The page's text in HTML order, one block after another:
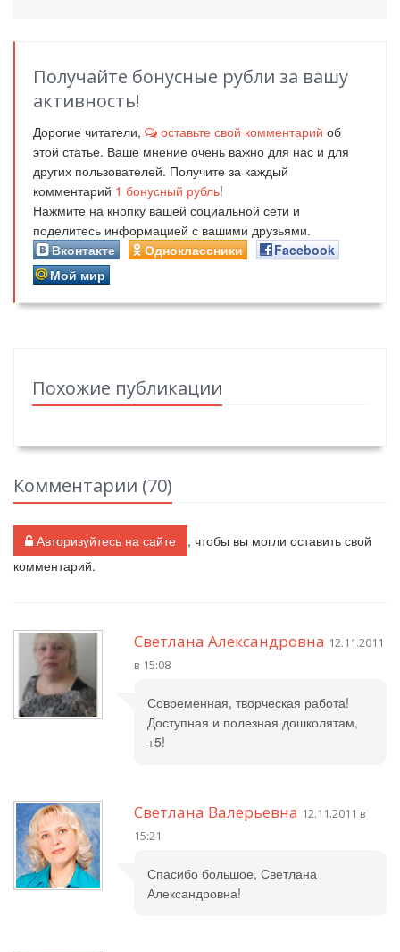
Получайте бонусные рубли за вашу
активность!
Дорогие читатели, оставьте свой комментарий об
этой статье. Ваше мнение очень важно для нас и для
других пользователей. Получите за каждый
комментарий 1 бонусный рубль!
Нажмите на кнопку вашей социальной сети и
поделитесь информацией с вашими друзьями.
Вконтакте
Одноклассники
Facebook
Мой мир
Похожие публикации
Комментарии (70)
Авторизуйтесь на сайте
, чтобы вы могли оставить свой
комментарий.
Светлана Александровна 12.11.2011
в 15:08
Современная, творческая работа!
Доступная и полезная дошколятам,
+5!
Светлана Валерьевна 12.11.2011 в
15:21
Спасибо большое, Светлана
Александровна!